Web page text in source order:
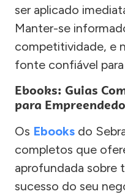
ser aplicado
Manter-se
competitividade, e
fonte confiável para
Ebooks: Guias
para
Os Ebooks do
completos que
aprofundada sobre
sucesso do seu